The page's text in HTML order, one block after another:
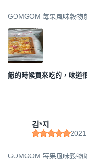
GOMGOM 莓果風味穀物
餓的時候買來吃的，味道
김*지
GOMGOM 莓果風味穀物